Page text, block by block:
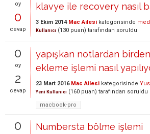
oy
0
cevap
klavye ile recovery nasıl
3 Ekim 2014 Mac Ailesi kategorisinde
Kullanıcı (130 puan) tarafından soruldu
0
oy
2
cevap
yapışkan notlardan
ekleme işlemi nasıl
23 Mart 2016 Mac Ailesi kategorisinde
Yeni Kullanıcı (160 puan) tarafından soruldu
macbook-pro
0
Numbersta bölme işlemi